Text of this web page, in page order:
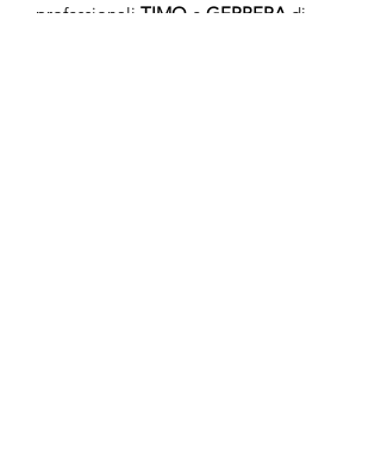
professionali TIMO e GERBERA di